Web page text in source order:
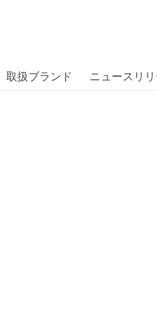
ークな商品」「機能的な商
取扱ブランド ニュースリリ